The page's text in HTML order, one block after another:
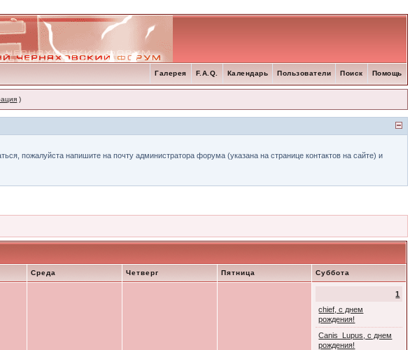
Помощь
Поиск
Пользователи
Календарь
F.A.Q.
Галерея
)
пожалуйста напишите на почту администратора форума (указана на странице контактов на сайте) и
Среда Четверг Пятница Суббота
1
chief, с днем
рождения!
Canis_Lupus, с днем
рождения!